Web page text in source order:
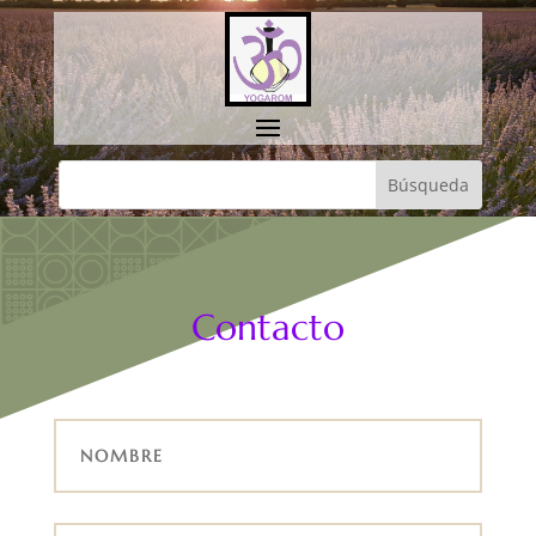
Contacto